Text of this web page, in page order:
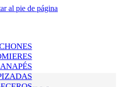
al pie de página